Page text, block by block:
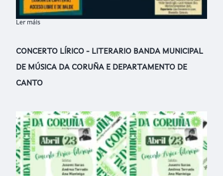
Ler máis
CONCERTO LÍRICO - LITERARIO BANDA MUNICIPAL
DE MÚSICA DA CORUÑA E DEPARTAMENTO DE
CANTO